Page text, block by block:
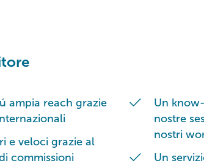
ampia reach grazie
e veloci grazie al
commissioni
Un
nostre
nostri
Un